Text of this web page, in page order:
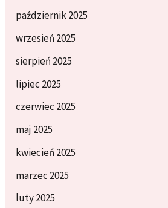
październik 2025
wrzesień 2025
sierpień 2025
lipiec 2025
czerwiec 2025
maj 2025
kwiecień 2025
marzec 2025
luty 2025